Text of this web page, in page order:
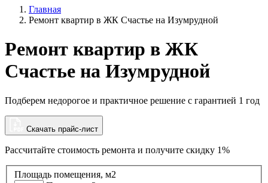
Главная
Ремонт квартир в ЖК Счастье на Изумрудной
Ремонт квартир в ЖК
Счастье на Изумрудной
Подберем недорогое и практичное решение с гарантией 1 год
Скачать прайс-лист
Рассчитайте стоимость ремонта и получите скидку 1%
Площадь помещения, м2